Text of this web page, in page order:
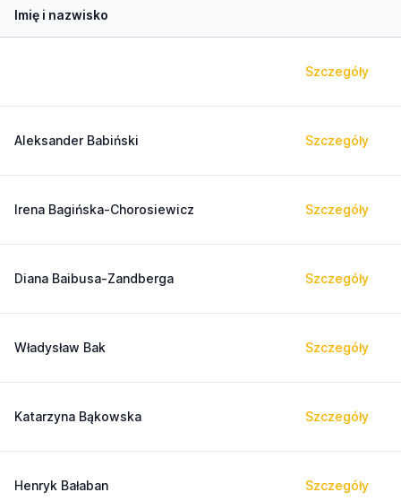
Imię i nazwisko
Szczegóły
Aleksander Babiński Szczegóły
Irena Bagińska-Chorosiewicz Szczegóły
Diana Baibusa-Zandberga Szczegóły
Władysław Bak Szczegóły
Katarzyna Bąkowska Szczegóły
Henryk Bałaban Szczegóły